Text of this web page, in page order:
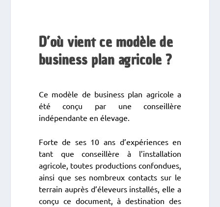
D’où vient ce modèle de
business plan agricole ?
Ce modèle de business plan agricole a
été conçu par une conseillère
indépendante en élevage.
Forte de ses 10 ans d’expériences en
tant que conseillère à l’installation
agricole, toutes productions confondues,
ainsi que ses nombreux contacts sur le
terrain auprès d’éleveurs installés, elle a
conçu ce document, à destination des